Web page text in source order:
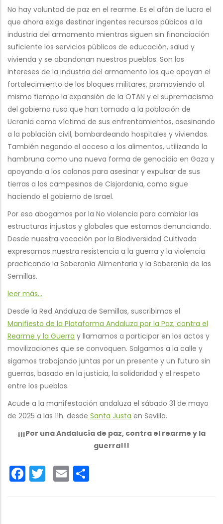
No hay voluntad de paz en el rearme. Es el afán de lucro el
que ahora exige destinar ingentes recursos púbicos a la
industria del armamento mientras siguen sin financiación
suficiente los servicios públicos de educación, salud y
vivienda y se abandonan nuestros pueblos. Son los
intereses de la industria del armamento los que apoyan el
fortalecimiento de los bloques militares, promoviendo al
mismo tiempo la expansión de la OTAN y el supremacismo
del gobierno ruso que han tomado a la población de
Ucrania como víctima de sus enfrentamientos, asesinando
a la población civil, bombardeando hospitales y viviendas.
También negando el acceso a los alimentos, utilizando la
hambruna como una nueva forma de genocidio en Gaza y
apoyando a los colonos para asesinar y expulsar de sus
tierras a los campesinos de Cisjordania, como sigue
haciendo el gobierno de Israel.
Por eso abogamos por la No violencia para cambiar las
estructuras injustas y globales que estamos denunciando.
Desde nuestra vocación por la Biodiversidad Cultivada
expresamos nuestra resistencia a la guerra y la violencia
practicando la Soberanía Alimentaria y la Soberanía de las
Semillas.
leer más...
Desde la Red Andaluza de Semillas, suscribimos el
Manifiesto de la Plataforma Andaluza por la Paz, contra el
Rearme y la Guerra y llamamos a participar en los actos y
movilizaciones que se convoquen. Salgamos a la calle y
sigamos trabajando juntas por un presente y un futuro sin
guerras, basado en la justicia, la solidaridad y el respeto
entre los pueblos.
Acude a la manifestación andaluza el sábado 31 de mayo
de 2025 a las 11h. desde Santa Justa en Sevilla.
¡¡¡Por una Andalucía de paz, contra el rearme y la
guerra!!!
Facebook
Twitter
Email